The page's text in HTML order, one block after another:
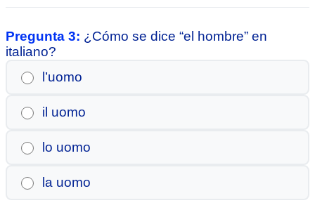
Pregunta 3: ¿Cómo se dice “el hombre” en
italiano?
l’uomo
il uomo
lo uomo
la uomo